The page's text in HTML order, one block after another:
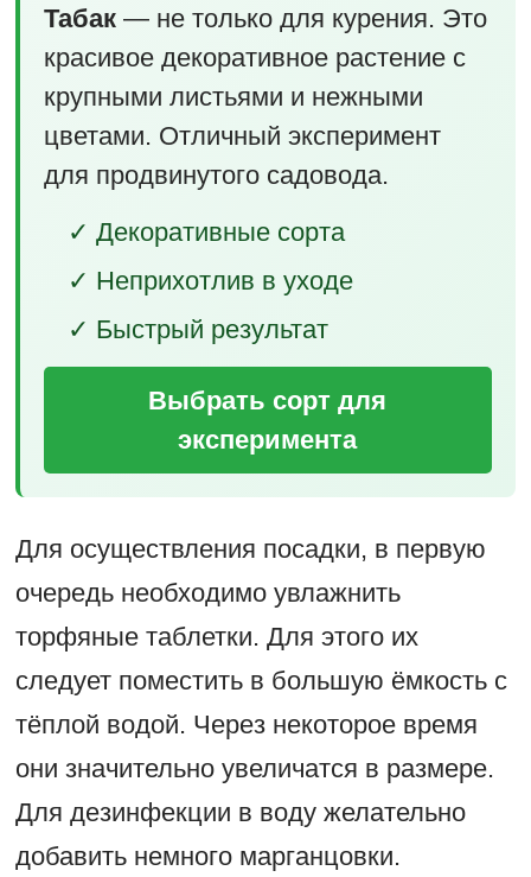
Табак— не только для курения. Это
красивое декоративное растение с
крупными листьями и нежными
цветами. Отличный эксперимент
для продвинутого садовода.
✓ Декоративные сорта
✓ Неприхотлив в уходе
✓ Быстрый результат
Выбрать сорт для
эксперимента
Для осуществления посадки, в первую
очередь необходимо увлажнить
торфяные таблетки. Для этого их
следует поместить в большую ёмкость с
тёплой водой. Через некоторое время
они значительно увеличатся в размере.
Для дезинфекции в воду желательно
добавить немного марганцовки.